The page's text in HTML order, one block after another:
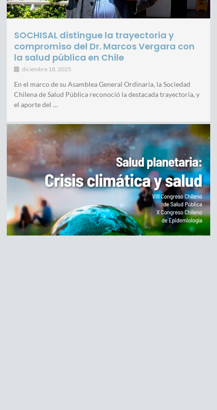
SOCHISAL distingue la trayectoria y
compromiso del Dr. Marcos Vergara con
la salud pública en Chile
diciembre 18, 2025
En el marco de su Asamblea General Ordinaria, la Sociedad
Chilena de Salud Pública reconoció la destacada trayectoria, y
el aporte del …